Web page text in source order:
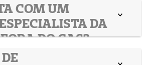
COM UM
DA
DO CAS?
E